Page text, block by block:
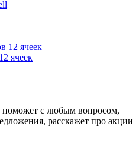
ячеек
поможет с любым вопросом,
расскажет про акции